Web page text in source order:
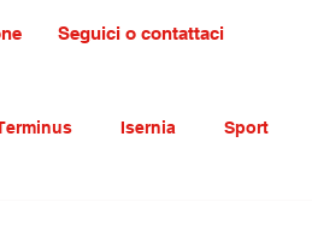
Seguici o contattaci
Isernia Sport